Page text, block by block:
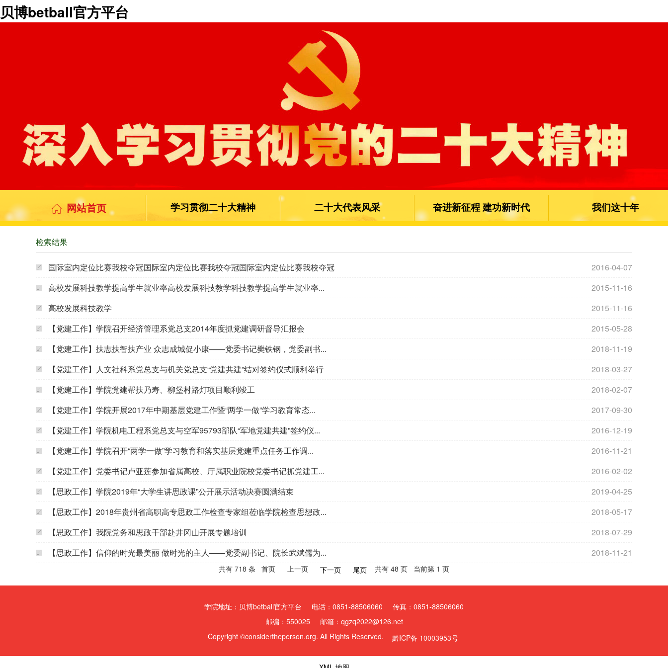
贝博betball官方平台
网站首页 学习贯彻二十大精神 二十大代表风采 奋进新征程 建功新时代 我们这十年
检索结果
国际室内定位比赛我校夺冠国际室内定位比赛我校夺冠国际室内定位比赛我校夺冠
2016-04-07
高校发展科技教学提高学生就业率高校发展科技教学科技教学提高学生就业率...
2015-11-16
高校发展科技教学
2015-11-16
【党建工作】学院召开经济管理系党总支2014年度抓党建调研督导汇报会
2015-05-28
【党建工作】扶志扶智扶产业 众志成城促小康——党委书记樊铁钢，党委副书...
2018-11-19
【党建工作】人文社科系党总支与机关党总支“党建共建”结对签约仪式顺利举行
2018-03-27
【党建工作】学院党建帮扶乃寿、柳堡村路灯项目顺利竣工
2018-02-07
【党建工作】学院开展2017年中期基层党建工作暨“两学一做”学习教育常态...
2017-09-30
【党建工作】学院机电工程系党总支与空军95793部队“军地党建共建”签约仪...
2016-12-19
【党建工作】学院召开“两学一做”学习教育和落实基层党建重点任务工作调...
2016-11-21
【党建工作】党委书记卢亚莲参加省属高校、厅属职业院校党委书记抓党建工...
2016-02-02
【思政工作】学院2019年“大学生讲思政课”公开展示活动决赛圆满结束
2019-04-25
【思政工作】2018年贵州省高职高专思政工作检查专家组莅临学院检查思想政...
2018-05-17
【思政工作】我院党务和思政干部赴井冈山开展专题培训
2018-07-29
【思政工作】信仰的时光最美丽 做时光的主人——党委副书记、院长武斌儒为...
2018-11-21
共有 718 条 首页 上一页 下一页 尾页 共有 48 页 当前第 1 页
学院地址：贝博betball官方平台 电话：0851-88506060 传真：0851-88506060
邮编：550025 邮箱：qgzq2022@126.net
Copyright ©considertheperson.org. All Rights Reserved.
黔ICP备 10003953号